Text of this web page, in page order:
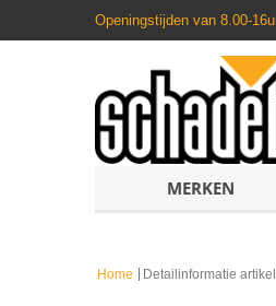
Openingstijden van 8.00-16u
MERKEN
Home Detailinformatie artikel